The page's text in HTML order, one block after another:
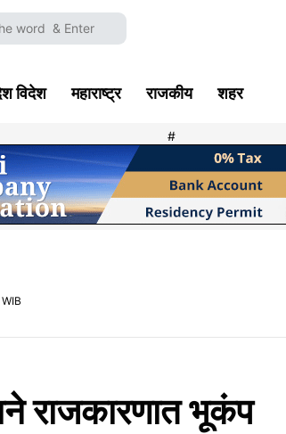
विदेश महाराष्ट्र राजकीय शहर
#
राजकारणात भूकंप